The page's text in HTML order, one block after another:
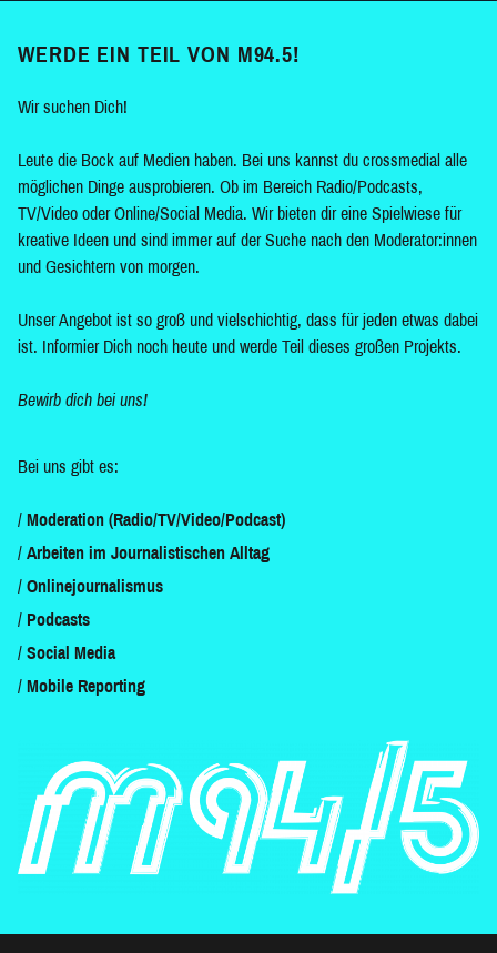
WERDE EIN TEIL VON M94.5!
Wir suchen Dich!
Leute die Bock auf Medien haben. Bei uns kannst du crossmedial alle
möglichen Dinge ausprobieren. Ob im Bereich Radio/Podcasts,
TV/Video oder Online/Social Media. Wir bieten dir eine Spielwiese für
kreative Ideen und sind immer auf der Suche nach den Moderator:innen
und Gesichtern von morgen.
Unser Angebot ist so groß und vielschichtig, dass für jeden etwas dabei
ist. Informier Dich noch heute und werde Teil dieses großen Projekts.
Bewirb dich bei uns!
Bei uns gibt es:
Moderation (Radio/TV/Video/Podcast)
Arbeiten im Journalistischen Alltag
Onlinejournalismus
Podcasts
Social Media
Mobile Reporting